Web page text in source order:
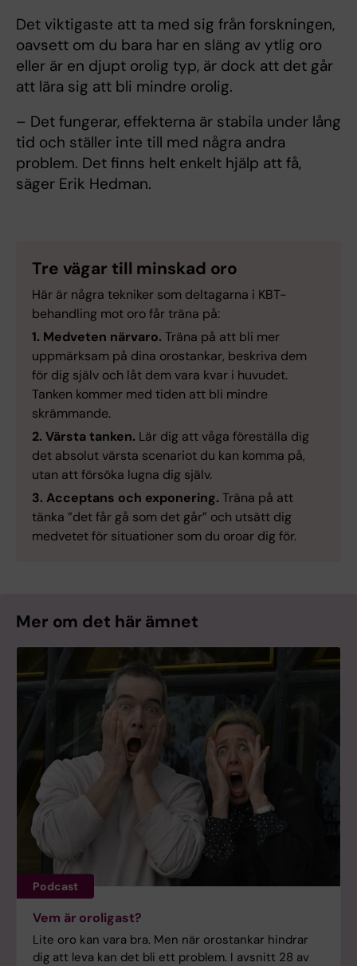
Det viktigaste att ta med sig från forskningen,
oavsett om du bara har en släng av ytlig oro
eller är en djupt orolig typ, är dock att det går
att lära sig att bli mindre orolig.
– Det fungerar, effekterna är stabila under lång
tid och ställer inte till med några andra
problem. Det finns helt enkelt hjälp att få,
säger Erik Hedman.
Tre vägar till minskad oro
Här är några tekniker som deltagarna i KBT-
behandling mot oro får träna på:
1. Medveten närvaro. Träna på att bli mer
uppmärksam på dina orostankar, beskriva dem
för dig själv och låt dem vara kvar i huvudet.
Tanken kommer med tiden att bli mindre
skrämmande.
2. Värsta tanken. Lär dig att våga föreställa dig
det absolut värsta scenariot du kan komma på,
utan att försöka lugna dig själv.
3. Acceptans och exponering. Träna på att
tänka ”det får gå som det går” och utsätt dig
medvetet för situationer som du oroar dig för.
Mer om det här ämnet
Podcast
Vem är oroligast?
Lite oro kan vara bra. Men när orostankar hindrar
dig att leva kan det bli ett problem. I avsnitt 28 av